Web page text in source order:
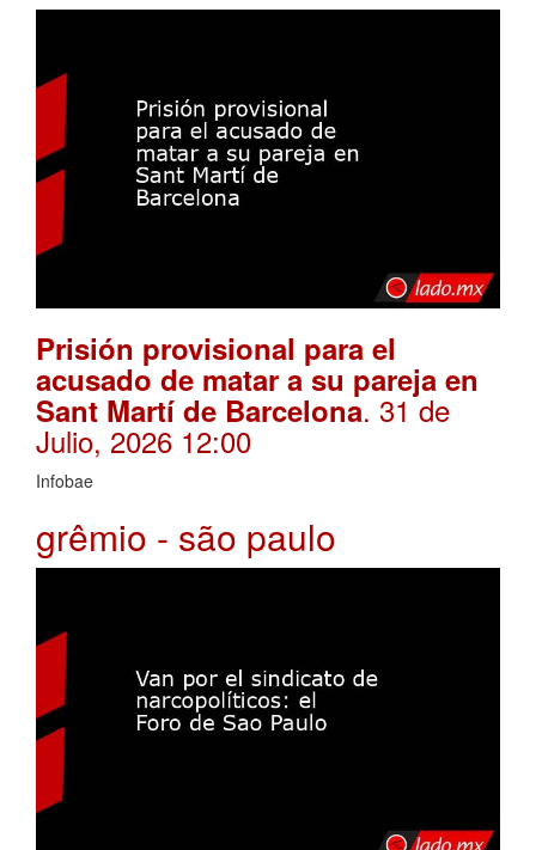
Prisión provisional para el
acusado de matar a su pareja en
Sant Martí de Barcelona. 31 de
Julio, 2026 12:00
Infobae
grêmio - são paulo